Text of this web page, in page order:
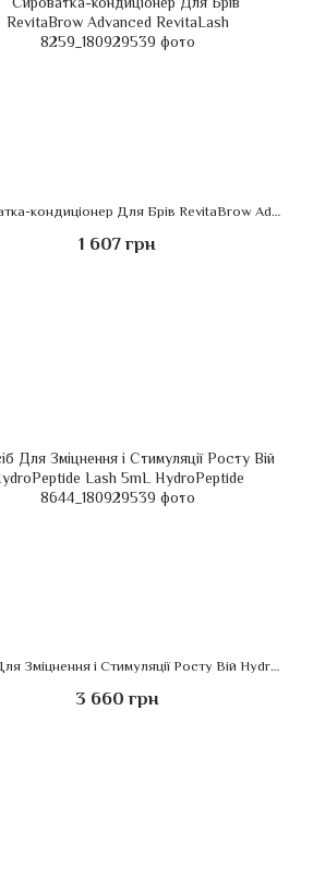
Сироватка-кондиціонер Для Брів RevitaBrow Advanced RevitaLash
1 607 грн
Засіб Для Зміцнення і Стимуляції Росту Вій HydroPeptide Lash 5mL HydroPeptide
3 660 грн